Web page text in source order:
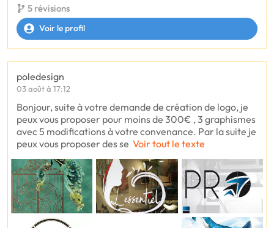
5 révisions
Voir le profil
poledesign
03 août à 17:12
Bonjour, suite à votre demande de création de logo, je
peux vous proposer pour moins de 300€ , 3 graphismes
avec 5 modifications à votre convenance. Par la suite je
peux vous proposer des se Voir tout le texte